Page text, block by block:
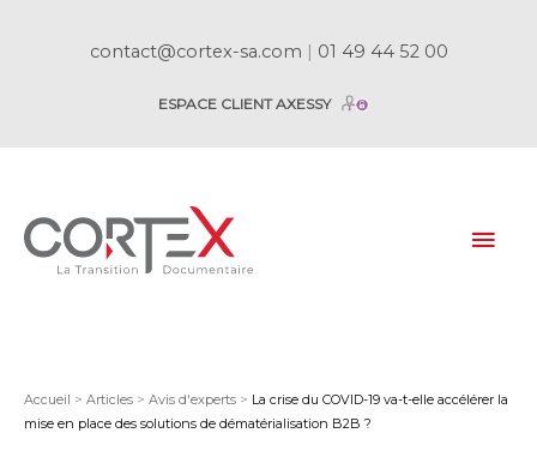
contact@cortex-sa.com | 01 49 44 52 00
ESPACE CLIENT AXESSY
Accueil > Articles > Avis d'experts > La crise du COVID-19 va-t-elle accélérer la
mise en place des solutions de dématérialisation B2B ?